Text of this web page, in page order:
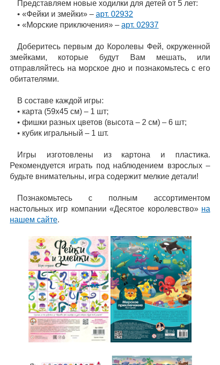
Представляем новые ходилки для детей от 5 лет:
• «Фейки и змейки» – арт. 02932
• «Морские приключения» – арт. 02937
Доберитесь первым до Королевы Фей, окруженной
змейками, которые будут Вам мешать, или
отправляйтесь на морское дно и познакомьтесь с его
обитателями.
В составе каждой игры:
• карта (59х45 см) – 1 шт;
• фишки разных цветов (высота – 2 см) – 6 шт;
• кубик игральный – 1 шт.
Игры изготовлены из картона и пластика.
Рекомендуется играть под наблюдением взрослых –
будьте внимательны, игра содержит мелкие детали!
Познакомьтесь с полным ассортиментом
настольных игр компании «Десятое королевство» на
нашем сайте.